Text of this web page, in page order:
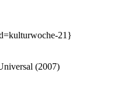
21}
(2007)